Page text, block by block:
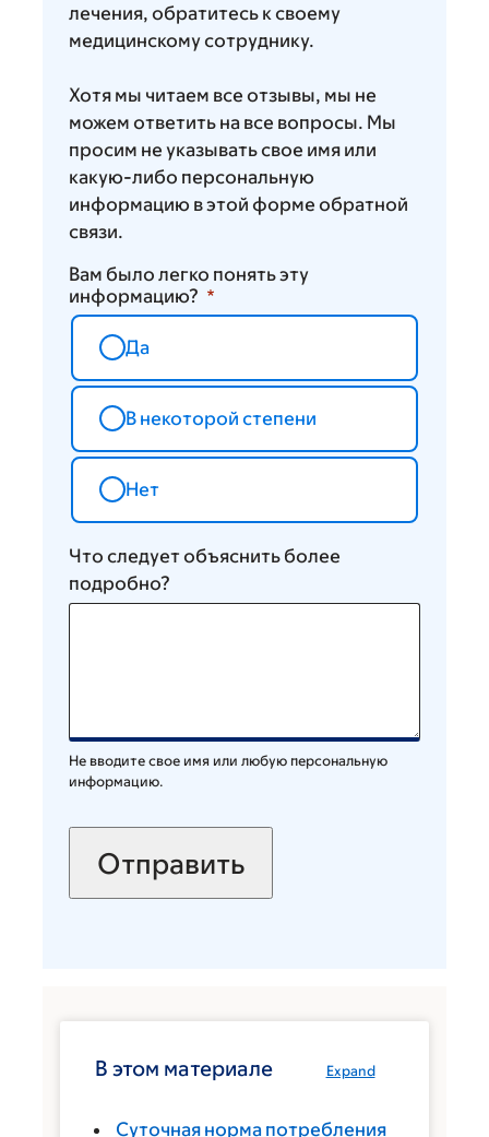
лечения, обратитесь к своему
медицинскому сотруднику.
Хотя мы читаем все отзывы, мы не
можем ответить на все вопросы. Мы
просим не указывать свое имя или
какую-либо персональную
информацию в этой форме обратной
связи.
Вам было легко понять эту
информацию?
Да
В некоторой степени
Нет
Что следует объяснить более
подробно?
Не вводите свое имя или любую персональную
информацию.
Expand
В этом материале
Суточная норма потребления